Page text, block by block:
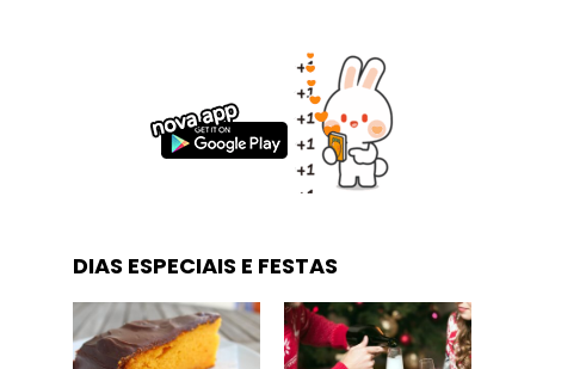
DIAS ESPECIAIS E FESTAS